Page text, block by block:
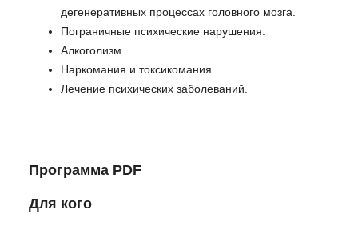
дегенеративных процессах головного мозга.
Пограничные психические нарушения.
Алкоголизм.
Наркомания и токсикомания.
Лечение психических заболеваний.
Программа PDF
Для кого